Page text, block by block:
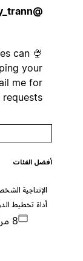
can
keeping your
email me for
requests.
أفضل الفئات
الإنتاجية الشخصية
أداة تخطيط الدراسة